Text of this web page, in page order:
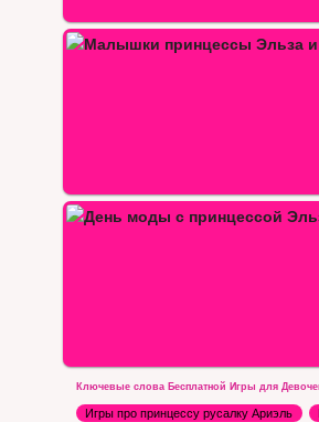
Ключевые слова Бесплатной Игры для
Игры про принцессу русалку Ариэль